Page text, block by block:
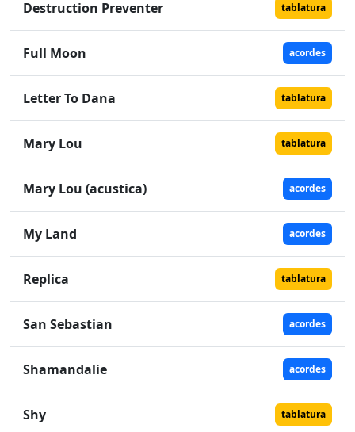
Destruction Preventer tablatura
Full Moon acordes
Letter To Dana tablatura
Mary Lou tablatura
Mary Lou (acustica) acordes
My Land acordes
Replica tablatura
San Sebastian acordes
Shamandalie acordes
Shy tablatura